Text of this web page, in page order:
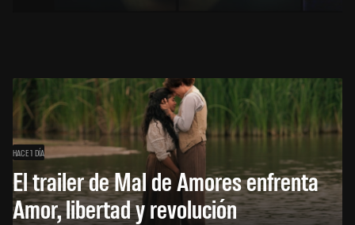
HACE 1 DÍA
El trailer de Mal de Amores enfrenta
Amor, libertad y revolución